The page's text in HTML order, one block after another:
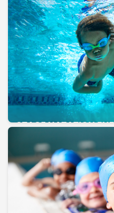
STAGE NATATION